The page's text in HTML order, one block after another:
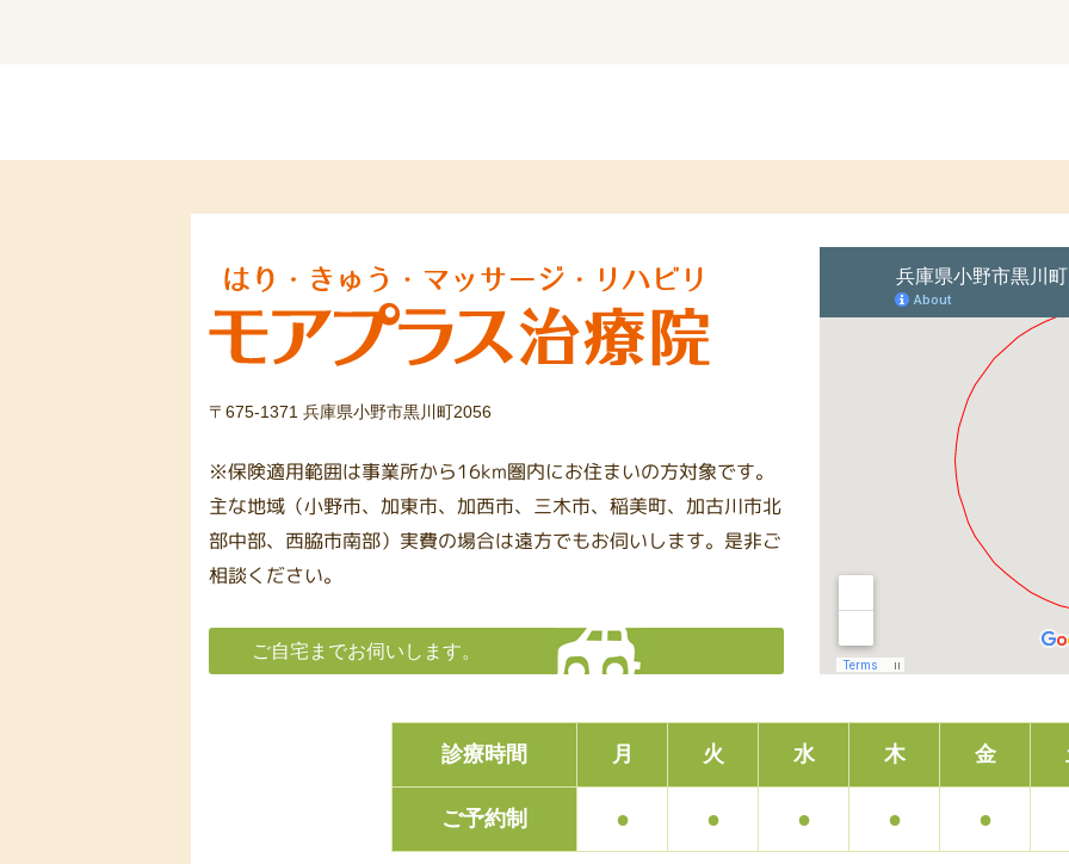
〒675-1371 兵庫県小野市黒川町2056
※保険適用範囲は事業所から16km圏内にお住まいの方対象です。
主な地域（小野市、加東市、加西市、三木市、稲美町、加古川市北
部中部、西脇市南部）実費の場合は遠方でもお伺いします。是非ご
相談ください。
ご自宅までお伺いします。
診療時間 月 火 水 木 金
ご予約制 ● ● ● ● ●